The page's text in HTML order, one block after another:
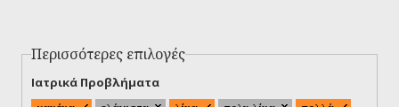
Περισσότερες επιλογές
Ιατρικά Προβλήματα